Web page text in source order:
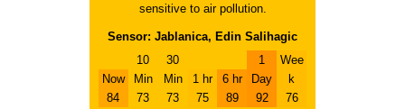
sensitive to air pollution.
Sensor: Jablanica, Edin Salihagic
Now
84
10
Min
73
30
Min
73
1 hr
75
6 hr
89
1
Day
92
Wee
k
76